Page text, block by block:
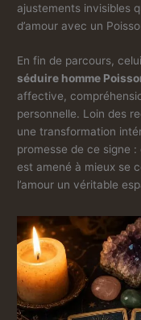
ajustements invisibles
d’amour avec un
En fin de parcours,
séduire homme
affective,
personnelle. Loin des
une transformation
promesse de ce signe
est amené à mieux se
l’amour un véritable